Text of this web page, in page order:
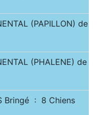
(PAPILLON) de
(PHALENE) de
Bringé : 8 Chiens